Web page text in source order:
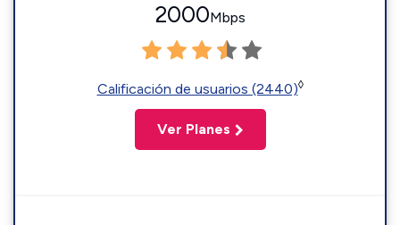
2000Mbps
Calificación de usuarios (2440)◊
Ver Planes